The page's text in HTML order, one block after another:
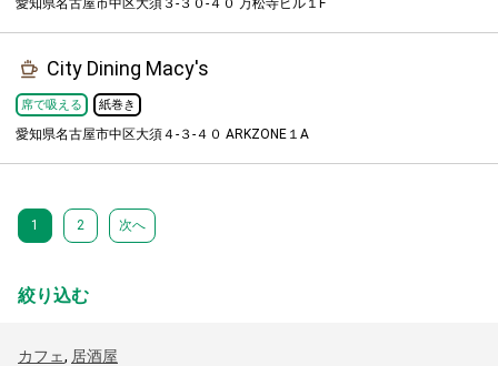
愛知県名古屋市中区大須３-３０-４０ 万松寺ビル１F
City Dining Macy's
席で吸える 紙巻き
愛知県名古屋市中区大須４-３-４０ ARKZONE１A
1 2 次へ
絞り込む
カフェ, 居酒屋